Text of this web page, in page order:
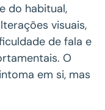
do habitual,
visuais,
de fala e
O
em si, mas